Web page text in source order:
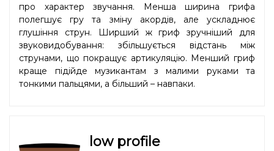
про характер звучання. Менша ширина грифа
полегшує гру та зміну акордів, але ускладнює
глушіння струн. Ширший ж гриф зручніший для
звуковидобування: збільшується відстань між
струнами, що покращує артикуляцію. Менший гриф
краще підійде музикантам з малими руками та
тонкими пальцями, а більший – навпаки.
low profile